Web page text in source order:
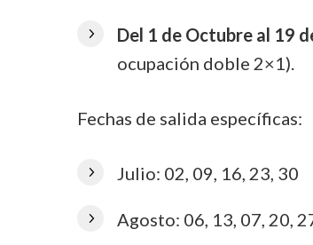
Del 1 de Octubre al 19
ocupación doble 2×1).
Fechas de salida específicas:
Julio: 02, 09, 16, 23, 30
Agosto: 06, 13, 07, 20,